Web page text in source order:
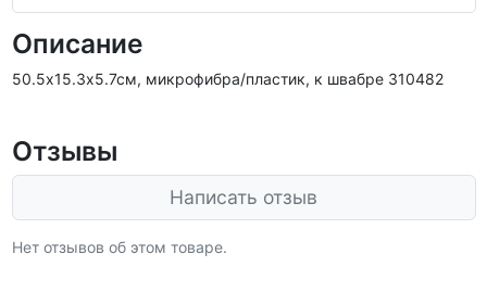
Описание
50.5х15.3х5.7см, микрофибра/пластик, к швабре 310482
Отзывы
Написать отзыв
Нет отзывов об этом товаре.